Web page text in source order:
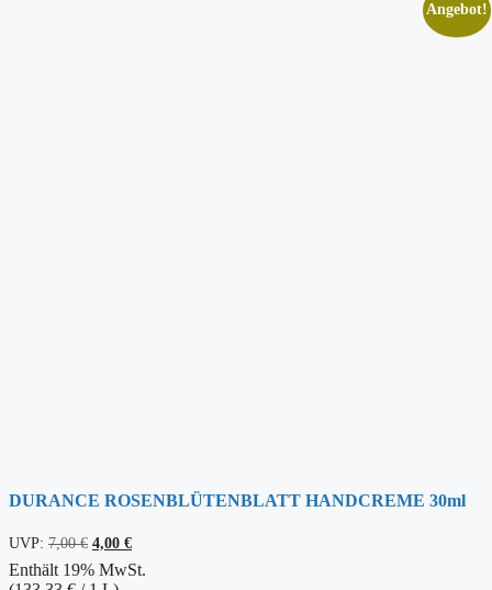
Angebot!
DURANCE ROSENBLÜTENBLATT HANDCREME 30ml
UVP: 7,00€ Ursprünglicher
Preis
war:
4,00 €Aktueller
Preis
ist:
Enthält 19% MwSt.